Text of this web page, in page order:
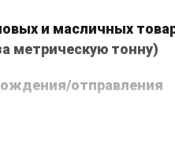
и масличных
метрическую тонну)
отправления